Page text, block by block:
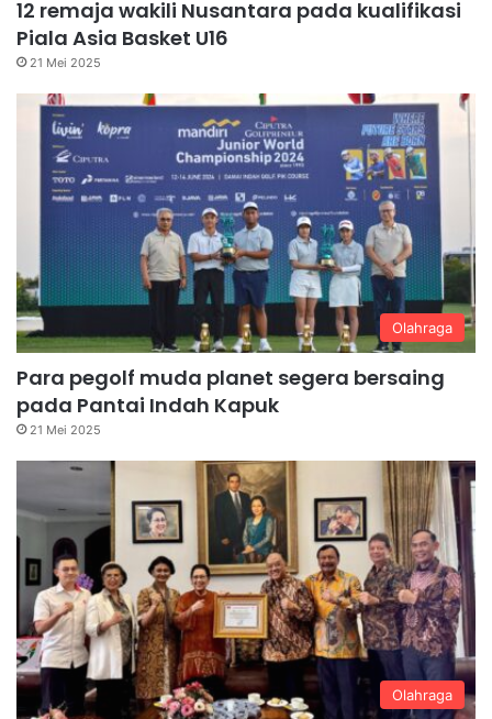
12 remaja wakili Nusantara pada kualifikasi
Piala Asia Basket U16
21 Mei 2025
Olahraga
Para pegolf muda planet segera bersaing
pada Pantai Indah Kapuk
21 Mei 2025
Olahraga